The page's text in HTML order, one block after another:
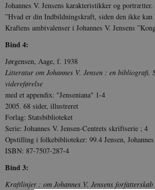
Johannes V. Jensens karakteristikker og portrætter.
”Hvad er din Indbildningskraft, siden den ikke kan
Kraftens ambiva­lenser i Johannes V. Jensens
Bind 4:
Jørgensen, Aage, f. 1938
Litteratur om Johannes V. Jensen : en bibliografi.
videreførelse
med et appendix: "Jenseniana" 1-4
2005. 68 sider, illustreret
Forlag: Statsbiblioteket
Serie: Johannes V. Jensen-Centrets skriftserie ; 4
Opstilling i folkebiblioteker: 99.4 Jensen,
ISBN: 87-7507-287-4
Bind 3:
Kraftlinjer : om Johannes V. Jensens forfatterskab